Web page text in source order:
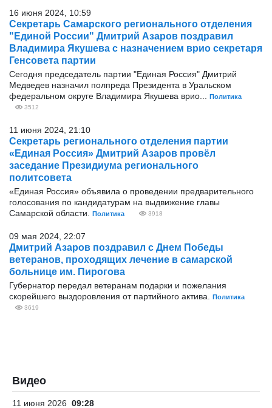
16 июня 2024, 10:59
Секретарь Самарского регионального отделения
"Единой России" Дмитрий Азаров поздравил
Владимира Якушева с назначением врио секретаря
Генсовета партии
Сегодня председатель партии "Единая Россия" Дмитрий
Медведев назначил полпреда Президента в Уральском
федеральном округе Владимира Якушева врио...
Политика
3512
11 июня 2024, 21:10
Секретарь регионального отделения партии
«Единая Россия» Дмитрий Азаров провёл
заседание Президиума регионального
политсовета
«Единая Россия» объявила о проведении предварительного
голосования по кандидатурам на выдвижение главы
Самарской области.
Политика 3918
09 мая 2024, 22:07
Дмитрий Азаров поздравил с Днем Победы
ветеранов, проходящих лечение в самарской
больнице им. Пирогова
Губернатор передал ветеранам подарки и пожелания
скорейшего выздоровления от партийного актива.
Политика
3619
Видео
11 июня 2026 09:28